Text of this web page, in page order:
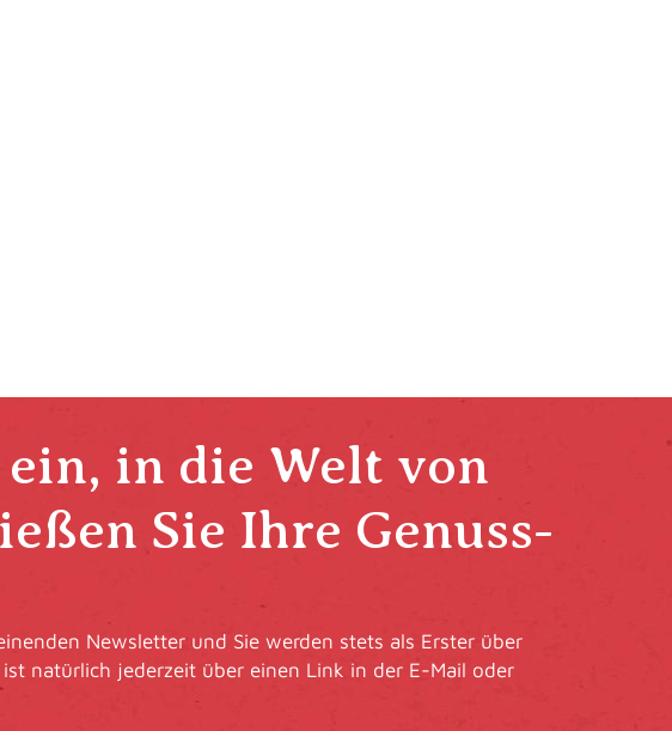
in die Welt von
Sie Ihre Genuss-
Newsletter und Sie werden stets als Erster über
natürlich jederzeit über einen Link in der E-Mail oder